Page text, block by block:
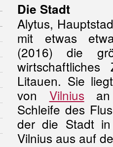
Die Stadt
Alytus,
mit etwas
(2016) die
Litauen. Sie
von Vilnius
Schleife des
der die Stadt
Vilnius aus auf